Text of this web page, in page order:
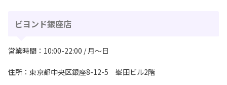
ビヨンド銀座店
営業時間：10:00-22:00 / 月〜日
住所：東京都中央区銀座8-12-5 峯⽥ビル2階